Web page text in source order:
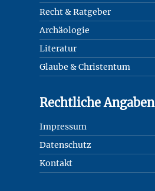
Recht & Ratgeber
Archäologie
Literatur
Glaube & Christentum
Rechtliche Angaben
Impressum
Datenschutz
Kontakt